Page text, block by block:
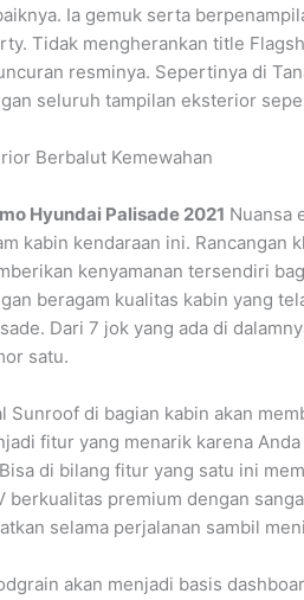
Ia gemuk serta
Tidak mengherankan title
resminya. Sepertinya di
seluruh tampilan eksterior
Berbalut Kemewahan
Hyundai Palisade 2021 Nuansa
kabin kendaraan ini. Rancangan
kenyamanan tersendiri
beragam kualitas kabin yang
Dari 7 jok yang ada di
satu.
Sunroof di bagian kabin akan
fitur yang menarik karena
di bilang fitur yang satu ini
berkualitas premium dengan
selama perjalanan sambil
akan menjadi basis